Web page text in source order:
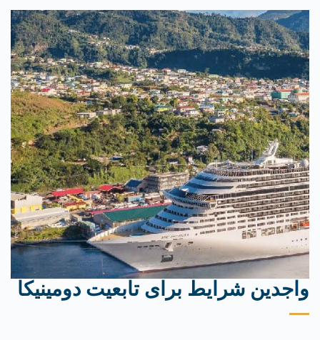
واجدین شرایط برای تابعیت دومینیکا